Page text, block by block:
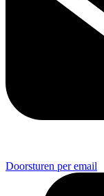
Doorsturen per email